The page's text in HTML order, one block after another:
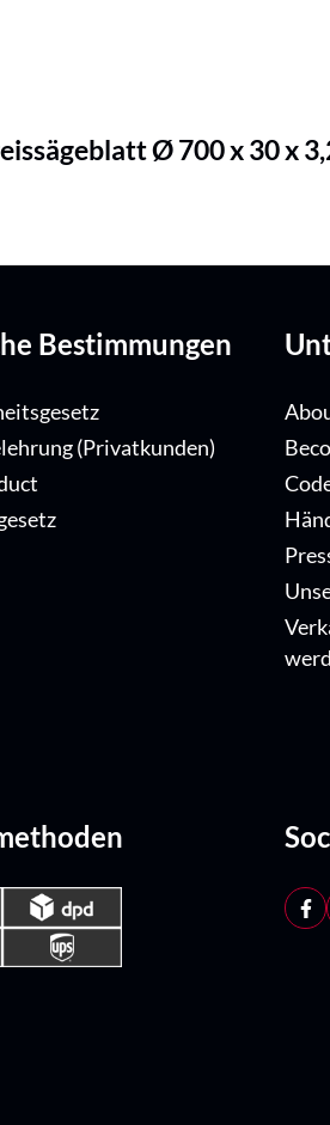
Ø 700 x 30 x
Bestimmungen
(Privatkunden)